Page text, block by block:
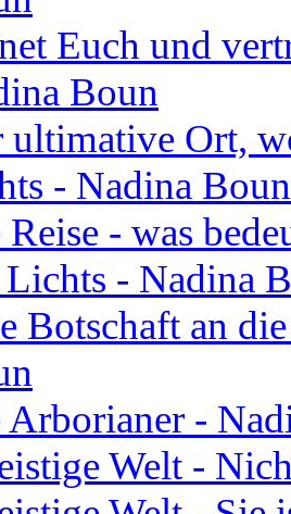
Euch und
Boun
ultimative Ort,
- Nadina Boun
- was
Lichts - Nadina
Botschaft an
Arborianer -
Welt -